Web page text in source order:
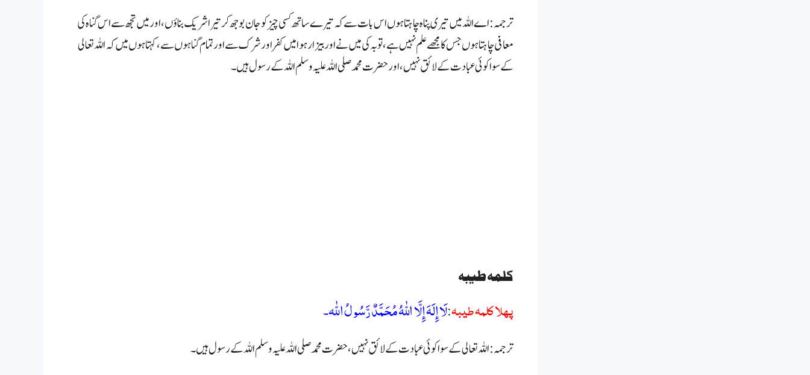
ترجمہ : اے اللہ میں تیری پناہ چاہتا ہوں اس بات سے کہ تیرے ساتھ کسی چیز کو جان بوجھ کر تیرا شریک بناؤں، اور میں تجھ سے اس گناہ کی
معافی چاہتا ہوں جس کا مجھے علم نہیں ہے، تو بہ کی میں نے اور بیزار ہوا میں کفر اور شرک سے اور تمام گناہوں سے، کہتا ہوں میں کہ اللہ تعالی
کے سوا کوئی عبادت کے لائق نہیں، اورحضرت محمد صلی اللہ علیہ وسلم اللہ کے رسول ہیں۔
کلمہ طیبہ
پہلا كلمہ طيبہ:لَا إِلَهَ إِلَّا اللّٰهُ مُحَمَّدٌ رَّسُولُ اللّٰه۔
ترجمہ: اللہ تعالی کے سوا کوئی عبادت کے لائق نہیں، حضرت محمد صلی اللہ علیہ وسلم اللہ کے رسول ہیں۔